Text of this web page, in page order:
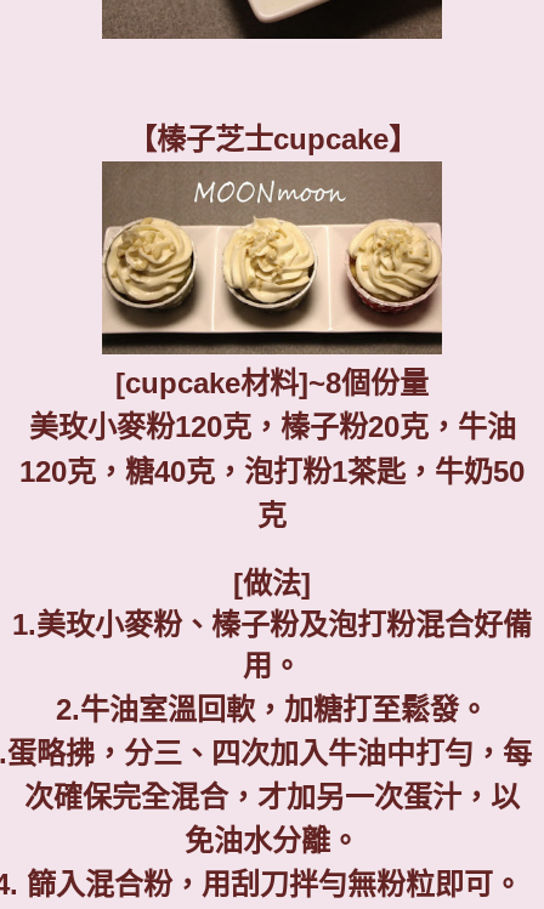
【榛子芝士cupcake】
[cupcake材料]~8個份量
美玫小麥粉120克，榛子粉20克，牛油
120克 ，糖40克 ，泡打粉1茶匙，牛奶50
克
[做法]
1.美玫小麥粉、榛子粉及泡打粉混合好備
用。
2.牛油室溫回軟，加糖打至鬆發。
蛋略拂，分三、四次加入牛油中打勻，每
次確保完全混合，才加另一次蛋汁，以
免油水分離。
篩入混合粉，用刮刀拌勻無粉粒即可。